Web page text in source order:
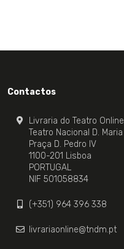
ONLINE.
Contactos
Livraria do Teatro Online
Teatro Nacional D. Maria II
Praça D. Pedro IV
1100-201 Lisboa
PORTUGAL
NIF 501058834
(+351) 964 396 338
livrariaonline@tndm.pt